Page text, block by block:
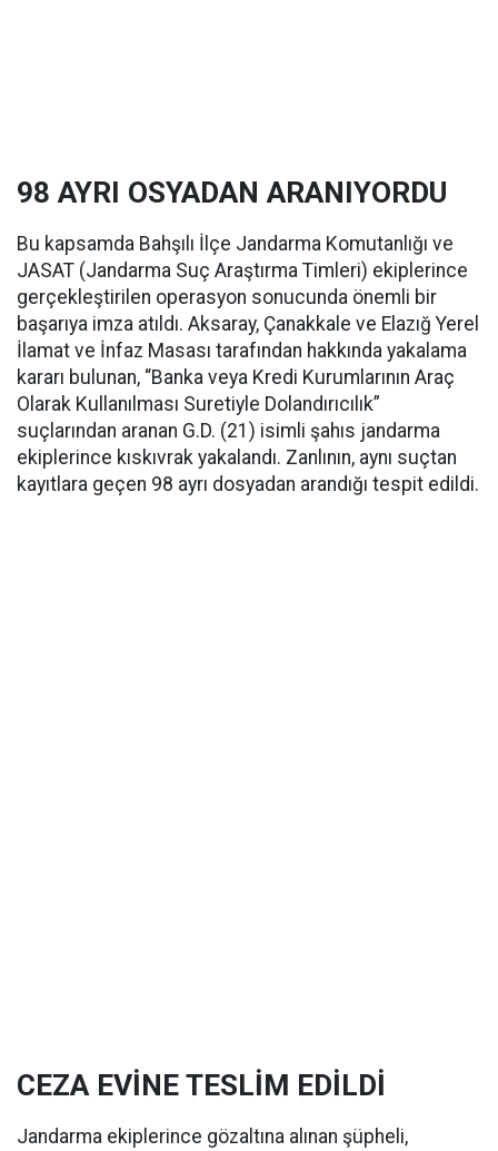
98 AYRI OSYADAN ARANIYORDU
Bu kapsamda Bahşılı İlçe Jandarma Komutanlığı ve
JASAT (Jandarma Suç Araştırma Timleri) ekiplerince
gerçekleştirilen operasyon sonucunda önemli bir
başarıya imza atıldı. Aksaray, Çanakkale ve Elazığ Yerel
İlamat ve İnfaz Masası tarafından hakkında yakalama
kararı bulunan, “Banka veya Kredi Kurumlarının Araç
Olarak Kullanılması Suretiyle Dolandırıcılık”
suçlarından aranan G.D. (21) isimli şahıs jandarma
ekiplerince kıskıvrak yakalandı. Zanlının, aynı suçtan
kayıtlara geçen 98 ayrı dosyadan arandığı tespit edildi.
CEZA EVİNE TESLİM EDİLDİ
Jandarma ekiplerince gözaltına alınan şüpheli,